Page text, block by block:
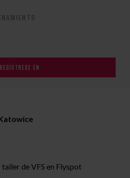
REGÍSTRESE EN
de VFS en Flyspot